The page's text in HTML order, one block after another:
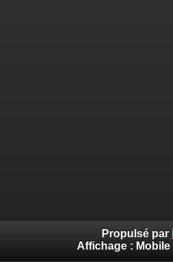
Propulsé par
Affichage : Mobile